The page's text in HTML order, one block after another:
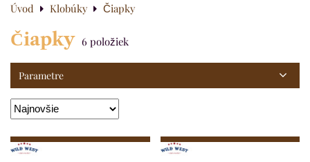
Úvod Klobúky Čiapky
Čiapky 6 položiek
Parametre